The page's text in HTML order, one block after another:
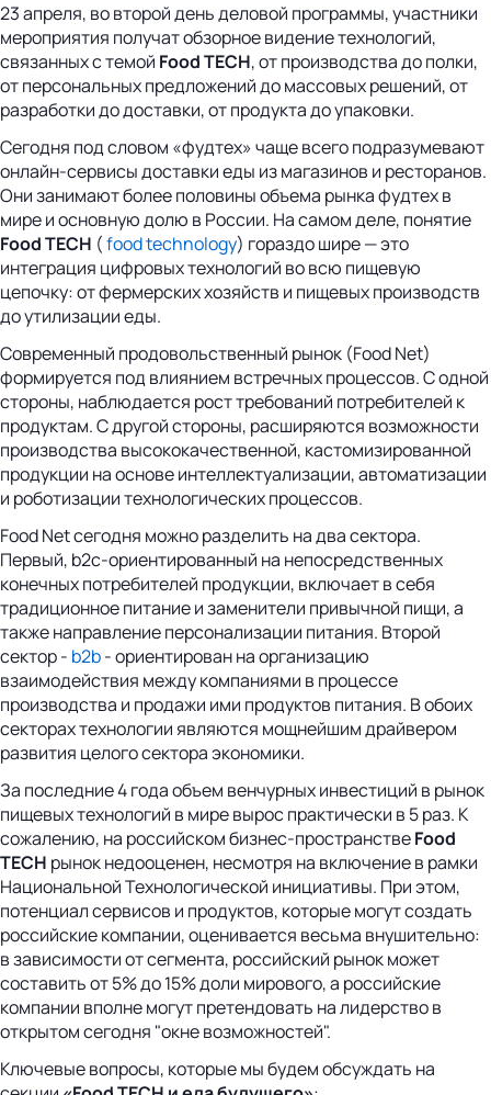
23 апреля, во второй день деловой программы, участники
мероприятия получат обзорное видение технологий,
связанных с темой Food TECH, от производства до полки,
от персональных предложений до массовых решений, от
разработки до доставки, от продукта до упаковки.
Сегодня под словом «фудтех» чаще всего подразумевают
онлайн-сервисы доставки еды из магазинов и ресторанов.
Они занимают более половины объема рынка фудтех в
мире и основную долю в России. На самом деле, понятие
Food TECH (food technology) гораздо шире — это
интеграция цифровых технологий во всю пищевую
цепочку: от фермерских хозяйств и пищевых производств
до утилизации еды.
Современный продовольственный рынок (Food Net)
формируется под влиянием встречных процессов. С одной
стороны, наблюдается рост требований потребителей к
продуктам. С другой стороны, расширяются возможности
производства высококачественной, кастомизированной
продукции на основе интеллектуализации, автоматизации
и роботизации технологических процессов.
Food Net сегодня можно разделить на два сектора.
Первый, b2c-ориентированный на непосредственных
конечных потребителей продукции, включает в себя
традиционное питание и заменители привычной пищи, а
также направление персонализации питания. Второй
сектор - b2b- ориентирован на организацию
взаимодействия между компаниями в процессе
производства и продажи ими продуктов питания. В обоих
секторах технологии являются мощнейшим драйвером
развития целого сектора экономики.
За последние 4 года объем венчурных инвестиций в рынок
пищевых технологий в мире вырос практически в 5 раз. К
сожалению, на российском бизнес-пространствеFood
TECH рынок недооценен, несмотря на включение в рамки
Национальной Технологической инициативы. При этом,
потенциал сервисов и продуктов, которые могут создать
российские компании, оценивается весьма внушительно:
в зависимости от сегмента, российский рынок может
составить от 5% до 15% доли мирового, а российские
компании вполне могут претендовать на лидерство в
открытом сегодня "окне возможностей".
Ключевые вопросы, которые мы будем обсуждать на